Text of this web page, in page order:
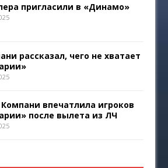
пригласили в «Динамо»
рассказал, чего не хватает
впечатлила игроков
после вылета из ЛЧ